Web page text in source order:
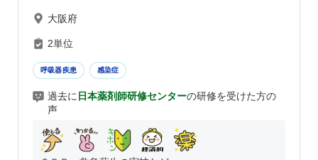
大阪府
2単位
呼吸器疾患 感染症
過去に 日本薬剤師研修センターの研修を受けた方の
声